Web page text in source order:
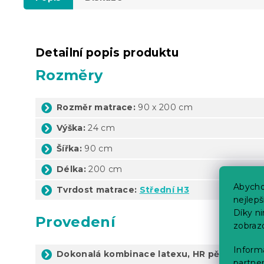
Díky
Detailní popis produktu
Rozměry
Rozměr matrace: 90 x 200 cm
Výška: 24 cm
Šířka: 90 cm
Délka:200 cm
Tvrdost matrace: Střední H3
Provedení
Dokonalá kombinace latexu, HR pěny a